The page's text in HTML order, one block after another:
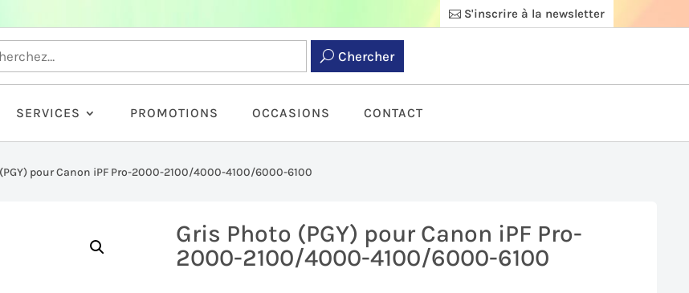
S'inscrire à la newsletter
Chercher
SERVICES PROMOTIONS OCCASIONS CONTACT
pour Canon iPF Pro-2000-2100/4000-4100/6000-6100
Gris Photo (PGY) pour Canon iPF Pro-
2000-2100/4000-4100/6000-6100